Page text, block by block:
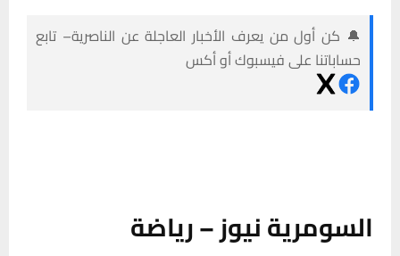
🔔 كن أول من يعرف الأخبار العاجلة عن الناصرية– تابع
حساباتنا على فيسبوك أو أكس
السومرية نيوز – رياضة